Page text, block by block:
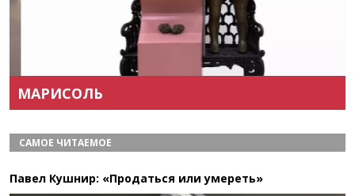
МАРИСОЛЬ
САМОЕ ЧИТАЕМОЕ
Павел Кушнир: «Продаться или умереть»